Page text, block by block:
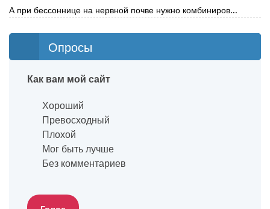
А при бессоннице на нервной почве нужно комбиниров...
Опросы
Как вам мой сайт
Хороший
Превосходный
Плохой
Мог быть лучше
Без комментариев